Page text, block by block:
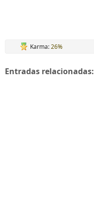
Karma:26%
Entradas relacionadas: